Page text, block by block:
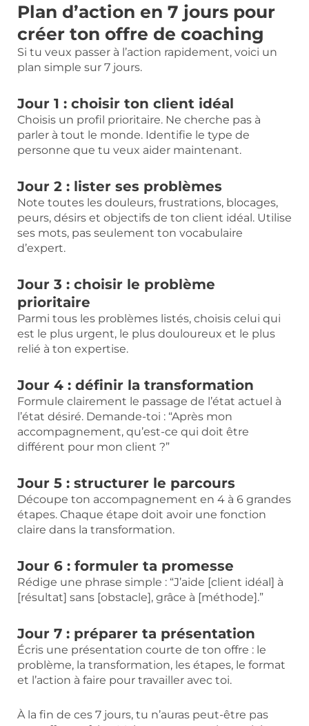
Plan d’action en 7 jours pour
créer ton offre de coaching
Si tu veux passer à l’action rapidement, voici un
plan simple sur 7 jours.
Jour 1 : choisir ton client idéal
Choisis un profil prioritaire. Ne cherche pas à
parler à tout le monde. Identifie le type de
personne que tu veux aider maintenant.
Jour 2 : lister ses problèmes
Note toutes les douleurs, frustrations, blocages,
peurs, désirs et objectifs de ton client idéal. Utilise
ses mots, pas seulement ton vocabulaire
d’expert.
Jour 3 : choisir le problème
prioritaire
Parmi tous les problèmes listés, choisis celui qui
est le plus urgent, le plus douloureux et le plus
relié à ton expertise.
Jour 4 : définir la transformation
Formule clairement le passage de l’état actuel à
l’état désiré. Demande-toi : “Après mon
accompagnement, qu’est-ce qui doit être
différent pour mon client ?”
Jour 5 : structurer le parcours
Découpe ton accompagnement en 4 à 6 grandes
étapes. Chaque étape doit avoir une fonction
claire dans la transformation.
Jour 6 : formuler ta promesse
Rédige une phrase simple : “J’aide [client idéal] à
[résultat] sans [obstacle], grâce à [méthode].”
Jour 7 : préparer ta présentation
Écris une présentation courte de ton offre : le
problème, la transformation, les étapes, le format
et l’action à faire pour travailler avec toi.
À la fin de ces 7 jours, tu n’auras peut-être pas